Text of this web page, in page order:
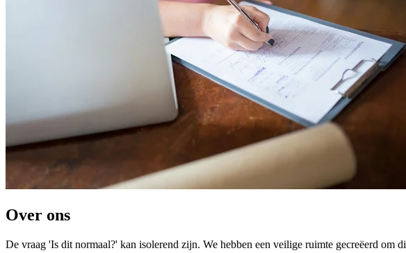
Over ons
De vraag 'Is dit normaal?' kan isolerend zijn. We hebben een veilige ruimte gecreëerd om